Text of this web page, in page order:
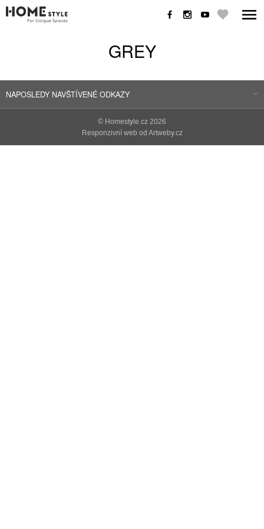
GREY
NAPOSLEDY NAVŠTÍVENÉ ODKAZY
© Homestyle.cz 2026
Responzivní web od Artweby.cz